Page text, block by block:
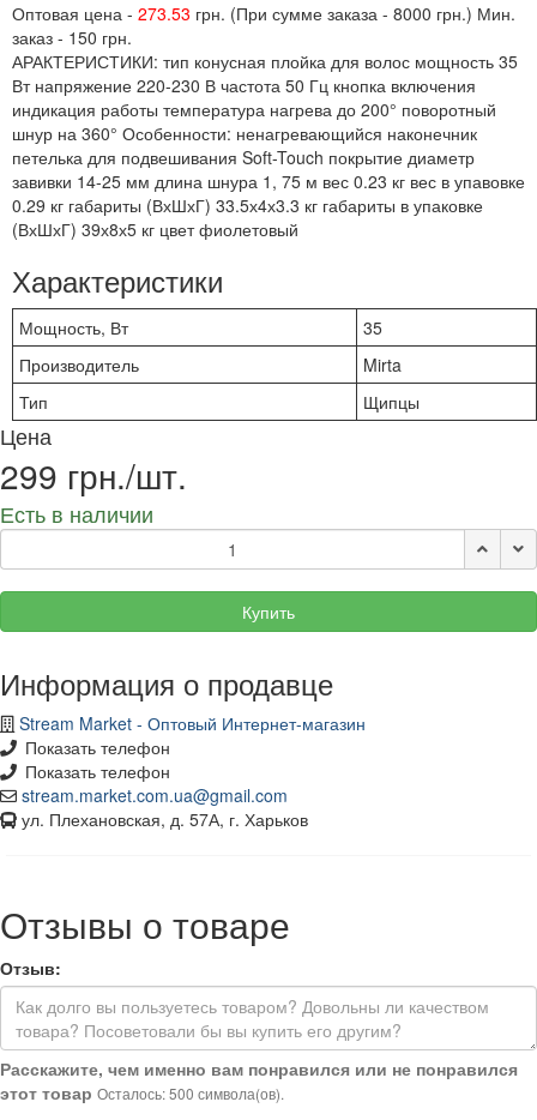
Оптовая цена - 273.53 грн. (При сумме заказа - 8000 грн.) Мин.
заказ - 150 грн.
АРАКТЕРИСТИКИ: тип конусная плойка для волос мощность 35
Вт напряжение 220-230 В частота 50 Гц кнопка включения
индикация работы температура нагрева до 200° поворотный
шнур на 360° Особенности: ненагревающийся наконечник
петелька для подвешивания Soft-Touch покрытие диаметр
завивки 14-25 мм длина шнура 1, 75 м вес 0.23 кг вес в упавовке
0.29 кг габариты (ВхШхГ) 33.5х4х3.3 кг габариты в упаковке
(ВхШхГ) 39х8х5 кг цвет фиолетовый
Характеристики
Мощность, Вт
35
Производитель
Mirta
Тип
Щипцы
Цена
299 грн./шт.
Есть в наличии
Купить
Информация о продавце
Stream Market - Оптовый Интернет-магазин
Показать телефон
Показать телефон
stream.market.com.ua@gmail.com
ул. Плехановская, д. 57А, г. Харьков
Отзывы о товаре
Отзыв:
Расскажите, чем именно вам понравился или не понравился
этот товар Осталось: 500 символа(ов).